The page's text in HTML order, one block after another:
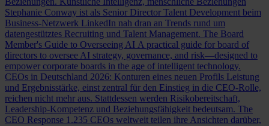
Stephanie Conway ist als Senior Director Talent Development beim
Business-Netzwerk LinkedIn nah dran an Trends rund um
datengestütztes Recruiting und Talent Management. The Board
Member's Guide to Overseeing AI A practical guide for board of
directors to oversee AI strategy, governance, and risk—designed to
empower corporate boards in the age of intelligent technology.
CEOs in Deutschland 2026: Konturen eines neuen Profils Leistung
und Ergebnisstärke, einst zentral für den Einstieg in die CEO-Rolle,
reichen nicht mehr aus. Stattdessen werden Risikobereitschaft,
Leadership-Kompetenz und Beziehungsfähigkeit bedeutsam. The
CEO Response 1.235 CEOs weltweit teilen ihre Ansichten darüber,